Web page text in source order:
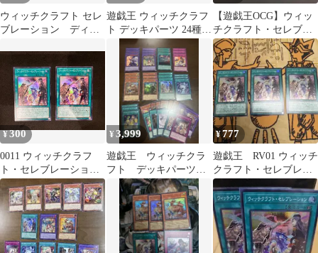
ウィッチクラフト セレ
ブレーション ディス
枚 遊戯王
遊戯王 ウィッチクラフ
ト デッキパーツ 24種
各3枚
【遊戯王OCG】ウィッ
チクラフト・セレブレ
ーション スーパーレ
ア
¥300
0011 ウィッチクラフ
ト・セレブレーショ
ン RV01-JP027 スーパ
ー 2枚セット
¥3,999
遊戯王 ウィッチクラ
フト デッキパーツセ
ット
¥777
遊戯王 RV01 ウィッチ
クラフト・セレブレー
ション スーパー３枚
セット